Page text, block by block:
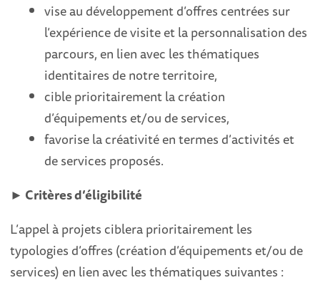
vise au développement d’offres centrées sur
l’expérience de visite et la personnalisation des
parcours, en lien avec les thématiques
identitaires de notre territoire,
cible prioritairement la création
d’équipements et/ou de services,
favorise la créativité en termes d’activités et
de services proposés.
► Critères d’éligibilité
L’appel à projets ciblera prioritairement les
typologies d’offres (création d’équipements et/ou de
services) en lien avec les thématiques suivantes :